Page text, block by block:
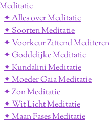
✦ Alles over Meditatie
✦ Soorten Meditatie
✦ Voorkeur Zittend Mediteren
✦ Goddelijke Meditatie
✦ Kundalini Meditatie
✦ Moeder Gaia Meditatie
✦ Zon Meditatie
✦ Wit Licht Meditatie
✦ Maan Fases Meditatie